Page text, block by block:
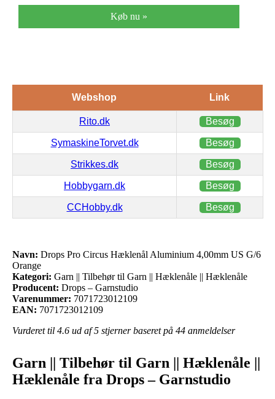
Køb nu »
Webshop Link
Rito.dk Besøg
SymaskineTorvet.dk Besøg
Strikkes.dk Besøg
Hobbygarn.dk Besøg
CCHobby.dk Besøg
Navn: Drops Pro Circus Hæklenål Aluminium 4,00mm US G/6
Orange
Kategori: Garn || Tilbehør til Garn || Hæklenåle || Hæklenåle
Producent: Drops – Garnstudio
Varenummer: 7071723012109
EAN: 7071723012109
Vurderet til 4.6 ud af 5 stjerner baseret på 44 anmeldelser
Garn || Tilbehør til Garn || Hæklenåle ||
Hæklenåle fra Drops – Garnstudio